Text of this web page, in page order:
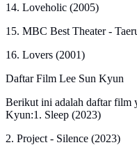
14. Loveholic (2005)
15. MBC Best Theater -
16. Lovers (2001)
Daftar Film Lee Sun Kyun
Berikut ini adalah daftar film
Kyun:1. Sleep (2023)
2. Project - Silence (2023)